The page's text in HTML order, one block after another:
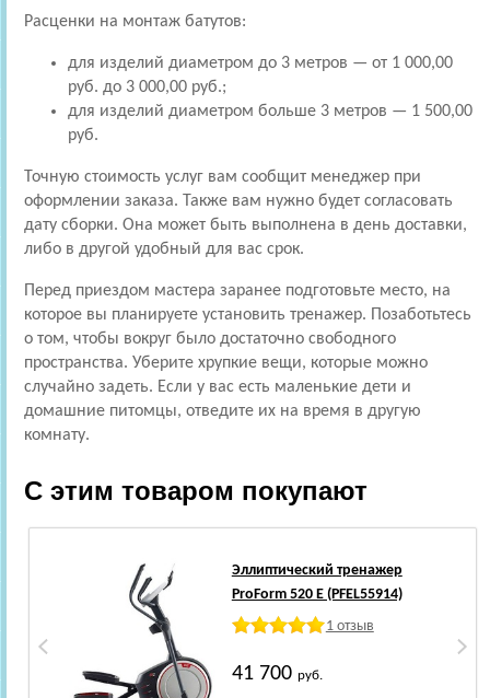
Расценки на монтаж батутов:
для изделий диаметром до 3 метров — от 1 000,00
руб. до 3 000,00 руб.;
для изделий диаметром больше 3 метров — 1 500,00
руб.
Точную стоимость услуг вам сообщит менеджер при
оформлении заказа. Также вам нужно будет согласовать
дату сборки. Она может быть выполнена в день доставки,
либо в другой удобный для вас срок.
Перед приездом мастера заранее подготовьте место, на
которое вы планируете установить тренажер. Позаботьтесь
о том, чтобы вокруг было достаточно свободного
пространства. Уберите хрупкие вещи, которые можно
случайно задеть. Если у вас есть маленькие дети и
домашние питомцы, отведите их на время в другую
комнату.
С этим товаром покупают
Эллиптический тренажер
ProForm 520 E (PFEL55914)
1 отзыв
41 700 руб.